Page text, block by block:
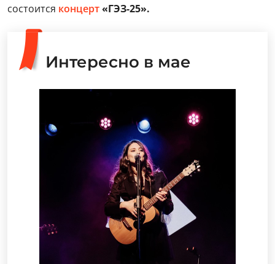
состоится концерт«ГЭЗ-25».
Интересно в мае